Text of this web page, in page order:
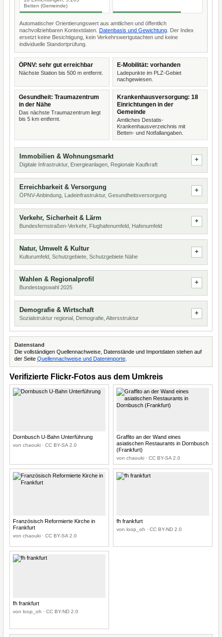
Betten (Gemeinde)
Automatischer Orientierungswert aus amtlichen und öffentlich
nachvollziehbaren Kontextdaten. Datenbasis und Gewichtung . Der Index
ersetzt keine Besichtigung, kein Verkehrswertgutachten und keine
individuelle Standortprüfung.
ÖPNV: sehr gut erreichbar
Nächste Station bis 500 m entfernt.
E-Mobilität: vorhanden
Ladepunkte im PLZ-Gebiet
nachgewiesen.
Gesundheit: Traumazentrum
in der Nähe
Das nächste Traumazentrum liegt
bis 5 km entfernt.
Krankenhausversorgung: 18
Einrichtungen in der
Gemeinde
Amtliches Destatis-
Krankenhausverzeichnis mit
Betten- und Notfallangaben.
Immobilien & Wohnungsmarkt
Digitale Infrastruktur, Energieanlagen, Regionale Kaufkraft
Erreichbarkeit & Versorgung
ÖPNV-Anbindung, Ladeinfrastruktur, Gesundheitsversorgung
Verkehr, Sicherheit & Lärm
Bundesfernstraßen-Verkehr, Flughafenumfeld, Hafenumfeld
Natur, Umwelt & Kultur
Kulturumfeld, Schutzgebiete, Schutzgebiete Nähe
Wahlen & Regionalprofil
Bundestagswahl 2025
Demografie & Wirtschaft
Sozialstruktur regional, Demografie, Altersstruktur
Datenstand
Die vollständigen Quellennachweise, Datenstände und Importdaten stehen auf
der Seite Quellennachweise und Datenimporte
Verifizierte Flickr-Fotos aus dem Umkreis
Dornbusch U-Bahn Unterführung
von chaouki · CC BY-SA 2.0
Graffito an der Wand eines
asiatischen Restaurants in Dornbusch
(Frankfurt)
von chaouki · CC BY-SA 2.0
Französisch Reformierte Kirche in
Frankfurt
von chaouki · CC BY-SA 2.0
fh frankfurt
von loop_oh · CC BY-ND 2.0
fh frankfurt
von loop_oh · CC BY-ND 2.0